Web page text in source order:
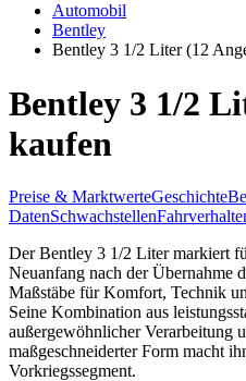
Automobil
Bentley
Bentley 3 1/2 Liter(12
Bentley 3 1/2
kaufen
Preise & MarktwerteGeschichte
DatenSchwachstellen
Der Bentley 3 1/2 Liter markiert
Neuanfang nach der Übernahme
Maßstäbe für Komfort, Technik
Seine Kombination aus
außergewöhnlicher Verarbeitung
maßgeschneiderter Form macht
Vorkriegssegment.